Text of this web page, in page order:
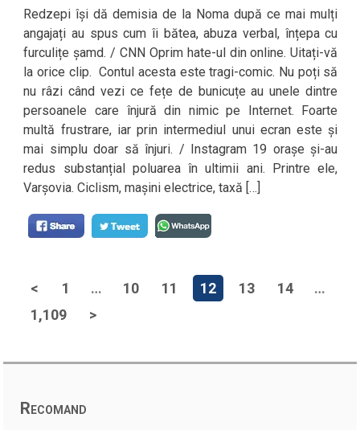
Redzepi își dă demisia de la Noma după ce mai mulți
angajați au spus cum îi bătea, abuza verbal, înțepa cu
furculițe șamd. / CNN Oprim hate-ul din online. Uitați-vă
la orice clip. Contul acesta este tragi-comic. Nu poți să
nu râzi când vezi ce fețe de bunicuțe au unele dintre
persoanele care înjură din nimic pe Internet. Foarte
multă frustrare, iar prin intermediul unui ecran este și
mai simplu doar să înjuri. / Instagram 19 orașe și-au
redus substanțial poluarea în ultimii ani. Printre ele,
Varșovia. Ciclism, mașini electrice, taxă […]
< 1 … 10 11 12 13 14
…
1,109
>
Recomand